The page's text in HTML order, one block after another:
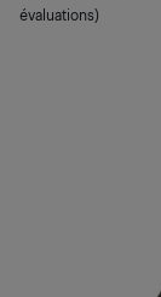
évaluations)